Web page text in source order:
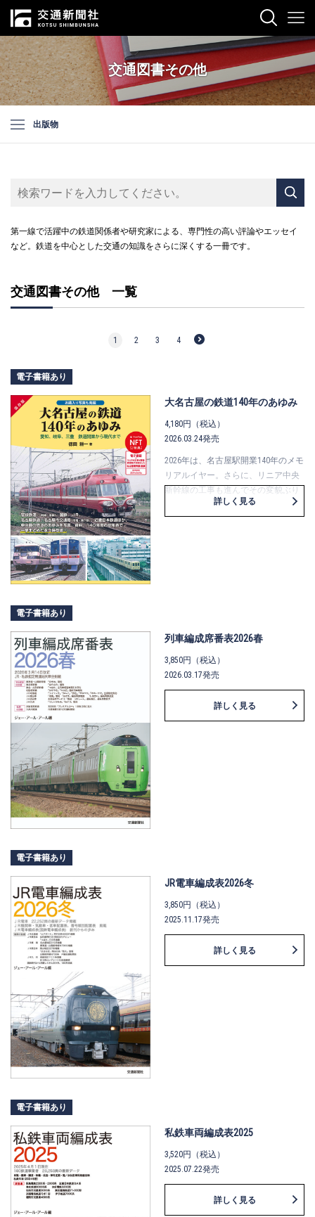
交通図書その他
出版物
第一線で活躍中の鉄道関係者や研究家による、専門性の高い評論やエッセイ
など。鉄道を中心とした交通の知識をさらに深くする一冊です。
交通図書その他 一覧
1 2 3 4
電子書籍あり
大名古屋の鉄道140年のあゆみ
4,180円（税込）
2026.03.24発売
2026年は、名古屋駅開業140年のメモ
リアルイヤー。さらに、リニア中央
新幹線の工事も進んでその変貌ぶり
も激しく、中京圏の鉄道は大きな節
目を迎えています。本書は、名古屋
も盛り込んだ総合歴史書です。NFT
定点観測集です。昭和から令和に至
るその変貌ぶりに驚くばかり。懐か
す。 リニア新幹線の未来へ伝えた
詳しく見る
電子書籍あり
列車編成席番表2026春
3,850円（税込）
2026.03.17発売
詳しく見る
電子書籍あり
JR電車編成表2026冬
3,850円（税込）
2025.11.17発売
詳しく見る
電子書籍あり
私鉄車両編成表2025
3,520円（税込）
2025.07.22発売
詳しく見る